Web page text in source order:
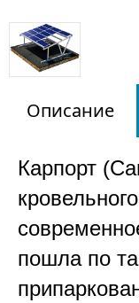
Описание
Карпорт
пошла по